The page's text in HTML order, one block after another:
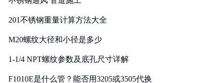
201不锈钢重量计算方法大全
M20螺纹大径和小径是多少
1-1/4 NPT螺纹参数及底孔尺寸详解
F1010E是什么管？能否用3205或3505代换